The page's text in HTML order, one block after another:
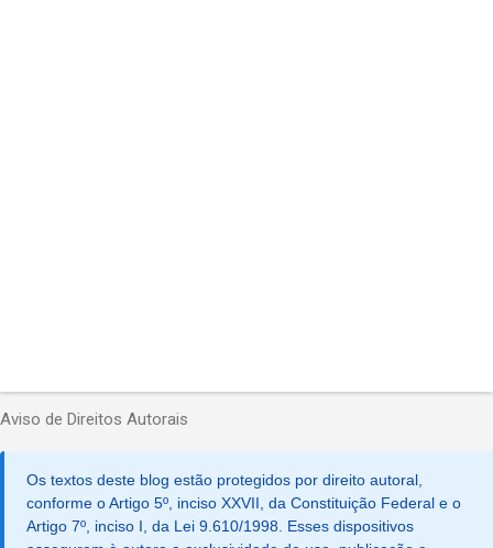
Aviso de Direitos Autorais
Os textos deste blog estão protegidos por direito autoral,
conforme o Artigo 5º, inciso XXVII, da Constituição Federal e o
Artigo 7º, inciso I, da Lei 9.610/1998. Esses dispositivos